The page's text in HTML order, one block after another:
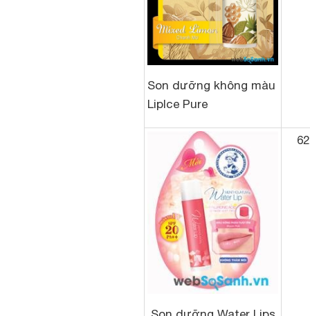
Son dưỡng không màu
LipIce Pure